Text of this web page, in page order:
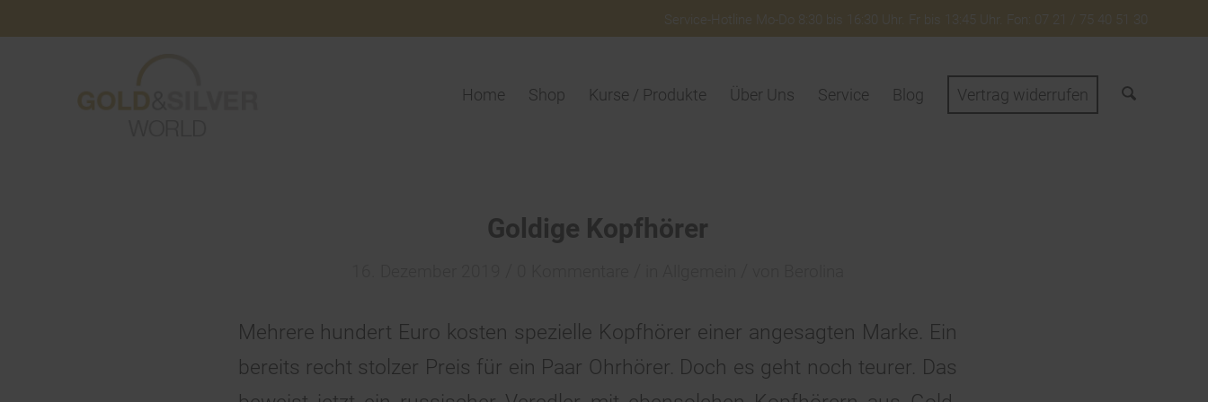
Service-Hotline Mo-Do 8:30 bis 16:30 Uhr. Fr bis 13:45 Uhr. Fon: 07 21 / 75 40 51 30
Home Shop Kurse / Produkte Über Uns Service Blog Vertrag widerrufen
Goldige Kopfhörer
Mehrere hundert Euro kosten spezielle Kopfhörer einer angesagten Marke. Ein
bereits recht stolzer Preis für ein Paar Ohrhörer. Doch es geht noch teurer. Das